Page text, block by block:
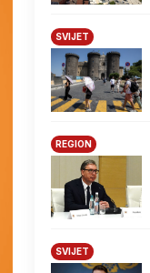
SVIJET
REGION
SVIJET